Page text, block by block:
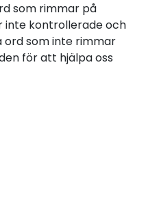
som rimmar på
inte kontrollerade och
ord som inte rimmar
för att hjälpa oss